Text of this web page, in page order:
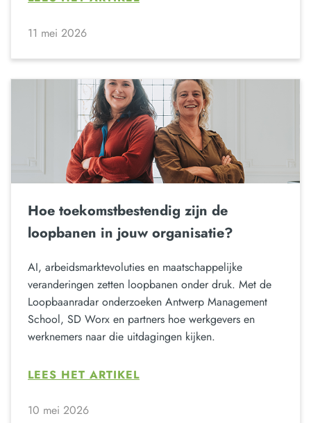
11 mei 2026
Hoe toekomstbestendig zijn de
loopbanen in jouw organisatie?
AI, arbeidsmarktevoluties en maatschappelijke
veranderingen zetten loopbanen onder druk. Met de
Loopbaanradar onderzoeken Antwerp Management
School, SD Worx en partners hoe werkgevers en
werknemers naar die uitdagingen kijken.
LEES HET ARTIKEL
10 mei 2026